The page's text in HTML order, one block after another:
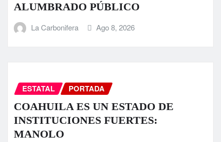
ALUMBRADO PÚBLICO
La Carbonifera Ago 8, 2026
ESTATAL PORTADA
COAHUILA ES UN ESTADO DE
INSTITUCIONES FUERTES:
MANOLO